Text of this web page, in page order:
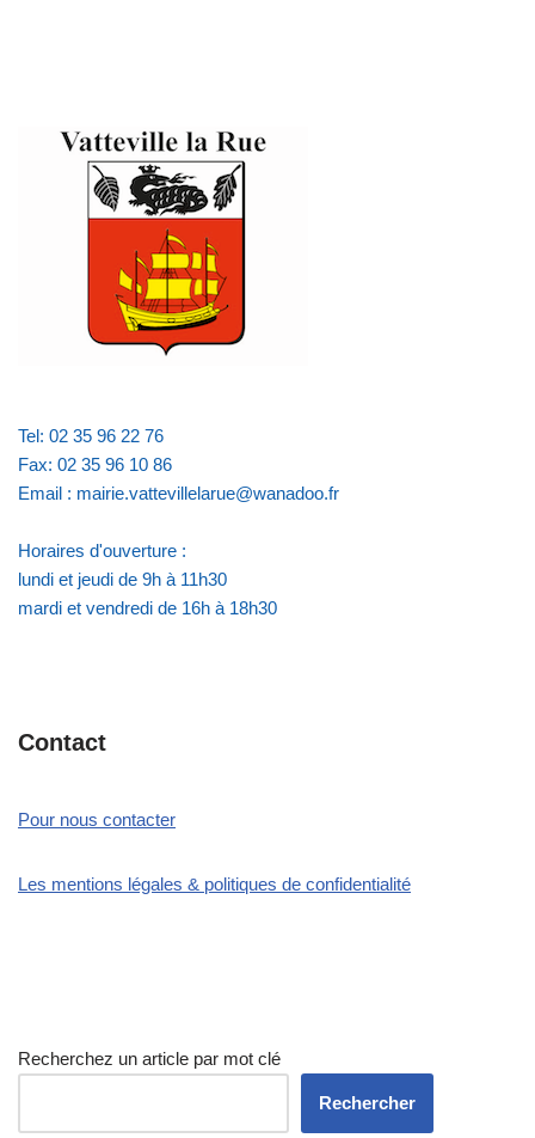
Tel: 02 35 96 22 76
Fax: 02 35 96 10 86
Email : mairie.vattevillelarue@wanadoo.fr
Horaires d'ouverture :
lundi et jeudi de 9h à 11h30
mardi et vendredi de 16h à 18h30
Contact
Pour nous contacter
Les mentions légales & politiques de confidentialité
Recherchez un article par mot clé
Rechercher